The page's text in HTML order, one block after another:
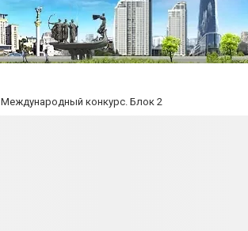
Международный конкурс. Блок 2